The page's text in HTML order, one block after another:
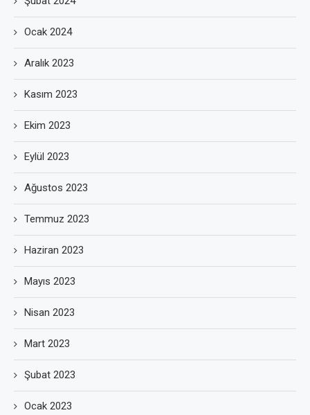
Ocak 2024
Aralık 2023
Kasım 2023
Ekim 2023
Eylül 2023
Ağustos 2023
Temmuz 2023
Haziran 2023
Mayıs 2023
Nisan 2023
Mart 2023
Şubat 2023
Ocak 2023